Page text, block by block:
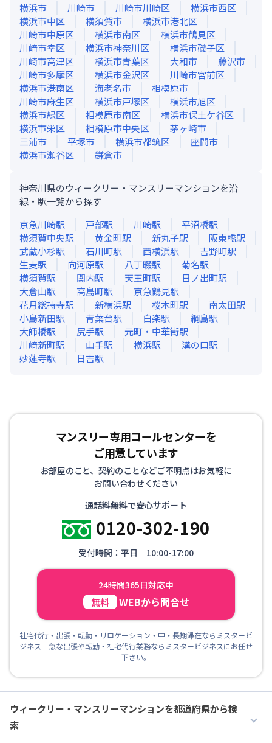
横浜市
川崎市 川崎市川崎区
横浜市西区
横浜市中区
横須賀市
横浜市港北区
川崎市中原区
横浜市南区
横浜市鶴見区
川崎市幸区
横浜市神奈川区
横浜市磯子区
川崎市高津区
横浜市青葉区 大和市
藤沢市
川崎市多摩区
横浜市金沢区
川崎市宮前区
横浜市港南区
海老名市
相模原市
川崎市麻生区
横浜市戸塚区
横浜市旭区
横浜市緑区
相模原市南区
横浜市保土ケ谷区
横浜市栄区
相模原市中央区
茅ヶ崎市
三浦市
平塚市 横浜市都筑区
座間市
横浜市瀬谷区
鎌倉市
神奈川県のウィークリー・マンスリーマンションを沿
線・駅一覧から探す
京急川崎駅 戸部駅 川崎駅 平沼橋駅
横須賀中央駅 黄金町駅 新丸子駅 阪東橋駅
武蔵小杉駅 石川町駅 西横浜駅 吉野町駅
生麦駅 向河原駅 八丁畷駅 菊名駅
横須賀駅 関内駅 天王町駅 日ノ出町駅
大倉山駅 高島町駅 京急鶴見駅
花月総持寺駅 新横浜駅 桜木町駅 南太田駅
小島新田駅 青葉台駅 白楽駅 綱島駅
大師橋駅 尻手駅 元町・中華街駅
川崎新町駅 山手駅 横浜駅 溝の口駅
妙蓮寺駅 日吉駅
マンスリー専用コールセンターを
ご用意しています
お部屋のこと、契約のことなどご不明点はお気軽に
お問い合わせください
通話料無料で安心サポート
0120-302-190
受付時間：平日 10:00-17:00
24時間365日対応中
無料 WEBから問合せ
社宅代行・出張・転勤・リロケーション・中・長期滞在ならミスタービ
ジネス 急な出張や転勤・社宅代行業務ならミスタービジネスにお任せ
下さい。
ウィークリー・マンスリーマンションを都道府県から検
索